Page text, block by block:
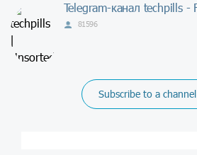
81596
Subscribe to a channel